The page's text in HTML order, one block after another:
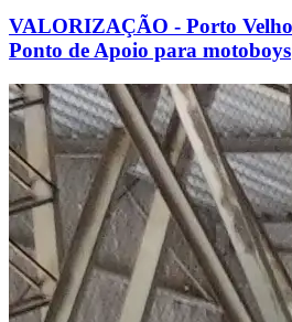
VALORIZAÇÃO - Porto
Ponto de Apoio para motoboys